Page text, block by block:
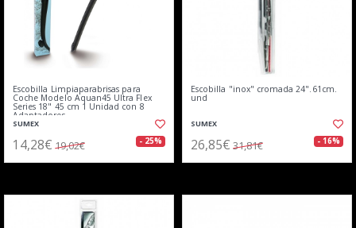
Escobilla Limpiaparabrisas para
Coche Modelo Aquan45 Ultra Flex
Series 18" 45 cm 1 Unidad con 8
Adaptadores
SUMEX
14,28€ 19,02€ - 25%
Escobilla "inox" cromada 24".61cm.
und
SUMEX
26,85€ 31,81€ - 16%